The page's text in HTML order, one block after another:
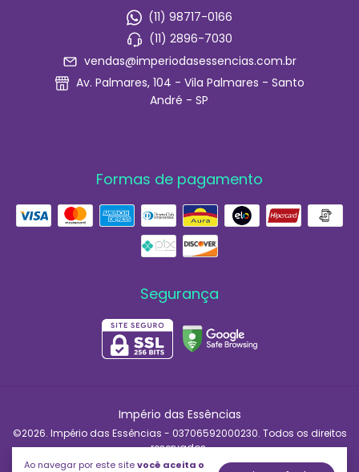
Ao navegar por este sitevocê aceita o
(11) 98717-0166
(11) 2896-7030
vendas@imperiodasessencias.com.br
Av. Palmares, 104 - Vila Palmares - Santo
André - SP
Formas de pagamento
Segurança
Império das Essências
©2026. Império das Essências - 03706592000230. Todos os direitos
reservados.